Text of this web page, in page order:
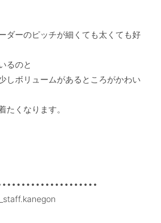
ダーのピッチが細くても太くても好
るのと
しボリュームがあるところがかわい
たくなります。